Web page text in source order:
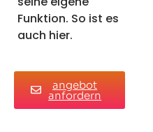
Funktion. So ist es
auch hier.
angebot
anfordern